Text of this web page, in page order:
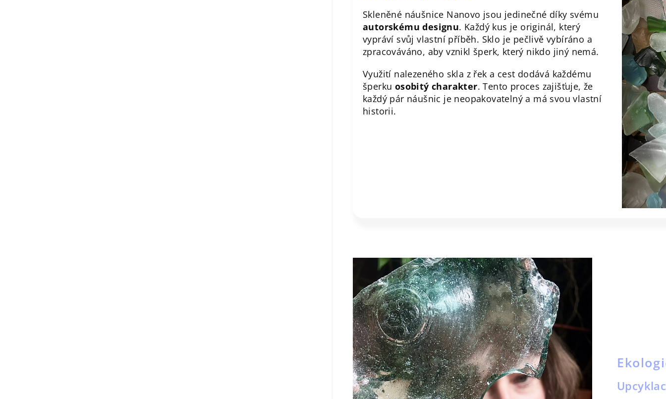
Skleněné náušnice Nanovo jsou jedinečné díky svému
autorskému designu. Každý kus je originál, který
vypráví svůj vlastní příběh. Sklo je pečlivě vybíráno a
zpracováváno, aby vznikl šperk, který nikdo jiný nemá.
Využití nalezeného skla z řek a cest dodává každému
šperku osobitý charakter. Tento proces zajišťuje, že
každý pár náušnic je neopakovatelný a má svou vlastní
historii.